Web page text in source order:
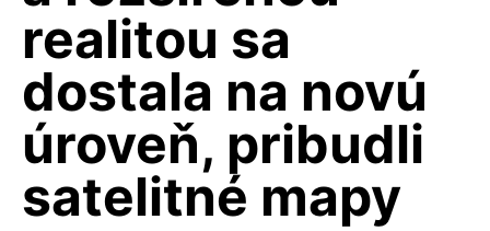
realitou sa
dostala na novú
úroveň, pribudli
satelitné mapy